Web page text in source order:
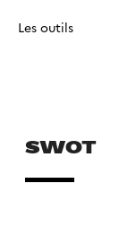
Les outils
SWOT